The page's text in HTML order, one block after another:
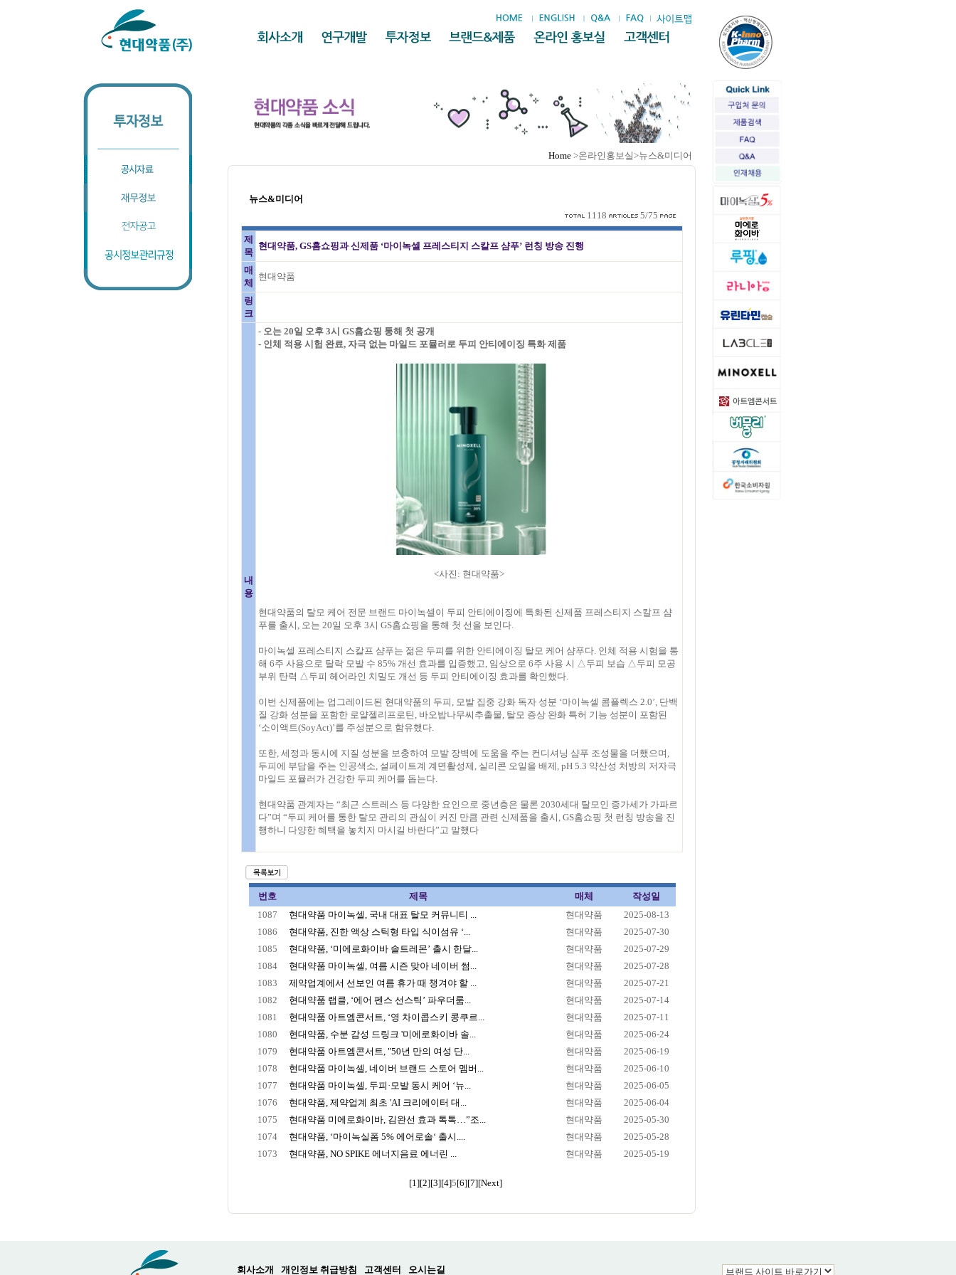
Home >온라인홍보실>뉴스&미디어
뉴스&미디어
1118
5/75
제
목
현대약품, GS홈쇼핑과 신제품 ‘마이녹셀 프레스티지 스칼프 샴푸’ 런칭 방송 진행
매
체
현대약품
링
크
내
용
- 오는 20일 오후 3시 GS홈쇼핑 통해 첫 공개
- 인체 적용 시험 완료, 자극 없는 마일드 포뮬러로 두피 안티에이징 특화 제품
<사진: 현대약품>
현대약품의 탈모 케어 전문 브랜드 마이녹셀이 두피 안티에이징에 특화된 신제품 프레스티지 스칼프 샴
푸를 출시, 오는 20일 오후 3시 GS홈쇼핑을 통해 첫 선을 보인다.
마이녹셀 프레스티지 스칼프 샴푸는 젊은 두피를 위한 안티에이징 탈모 케어 샴푸다. 인체 적용 시험을 통
해 6주 사용으로 탈락 모발 수 85% 개선 효과를 입증했고, 임상으로 6주 사용 시 △두피 보습 △두피 모공
부위 탄력 △두피 헤어라인 치밀도 개선 등 두피 안티에이징 효과를 확인했다.
이번 신제품에는 업그레이드된 현대약품의 두피, 모발 집중 강화 독자 성분 ‘마이녹셀 콤플렉스 2.0’, 단백
질 강화 성분을 포함한 로얄젤리프로틴, 바오밥나무씨추출물, 탈모 증상 완화 특허 기능 성분이 포함된
‘소이액트(SoyAct)’를 주성분으로 함유했다.
또한, 세정과 동시에 지질 성분을 보충하여 모발 장벽에 도움을 주는 컨디셔닝 샴푸 조성물을 더했으며,
두피에 부담을 주는 인공색소, 설페이트계 계면활성제, 실리콘 오일을 배제, pH 5.3 약산성 처방의 저자극
마일드 포뮬러가 건강한 두피 케어를 돕는다.
현대약품 관계자는 “최근 스트레스 등 다양한 요인으로 중년층은 물론 2030세대 탈모인 증가세가 가파르
다”며 “두피 케어를 통한 탈모 관리의 관심이 커진 만큼 관련 신제품을 출시, GS홈쇼핑 첫 런칭 방송을 진
행하니 다양한 혜택을 놓치지 마시길 바란다”고 말했다
번호 제목 매체
작성일
1087
현대약품 마이녹셀, 국내 대표 탈모 커뮤니티 ... 현대약품
2025-08-13
1086
현대약품, 진한 액상 스틱형 타입 식이섬유 ‘... 현대약품
2025-07-30
1085
현대약품, ‘미에로화이바 솔트레몬’ 출시 한달... 현대약품
2025-07-29
1084
현대약품 마이녹셀, 여름 시즌 맞아 네이버 썸... 현대약품
2025-07-28
1083
제약업계에서 선보인 여름 휴가 때 챙겨야 할 ... 현대약품
2025-07-21
1082
현대약품 랩클, ‘에어 펜스 선스틱’ 파우더룸... 현대약품
2025-07-14
1081
현대약품 아트엠콘서트, ‘영 차이콥스키 콩쿠르... 현대약품
2025-07-11
1080
현대약품, 수분 감성 드링크 '미에로화이바 솔... 현대약품
2025-06-24
1079
현대약품 아트엠콘서트, "50년 만의 여성 단... 현대약품
2025-06-19
1078
현대약품 마이녹셀, 네이버 브랜드 스토어 멤버... 현대약품
2025-06-10
1077
현대약품 마이녹셀, 두피·모발 동시 케어 ‘뉴... 현대약품
2025-06-05
1076
현대약품, 제약업계 최초 'AI 크리에이터 대... 현대약품
2025-06-04
1075
현대약품 미에로화이바, 김완선 효과 톡톡…”조... 현대약품
2025-05-30
1074
현대약품, ‘마이녹실폼 5% 에어로솔‘ 출시.... 현대약품
2025-05-28
1073
현대약품, NO SPIKE 에너지음료 에너린 ... 현대약품 2025-05-19
[1][2][3][4]5[6][7][Next]
회사소개 개인정보 취급방침 고객센터 오시는길